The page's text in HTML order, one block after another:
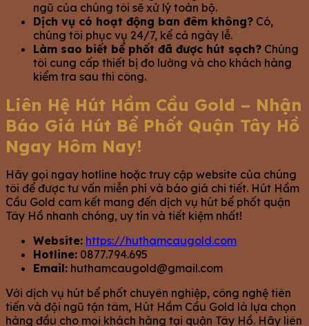
ngũ của chúng tôi sẽ xử lý toàn bộ.
Dịch vụ có hoạt động ban đêm không? Có,
chúng tôi phục vụ 24/7, kể cả ngày lễ.
Làm sao biết bể phốt đã được hút sạch? Chúng
tôi cung cấp thiết bị đo lường và cho khách hàng
kiểm tra sau thi công.
Liên Hệ Hút Hầm Cầu Gold – Nhận
Báo Giá Hút Bể Phốt Quận Tây Hồ
Ngay Hôm Nay!
Hãy gọi ngay hotline hoặc truy cập website của chúng
tôi để được tư vấn miễn phí và báo giá chi tiết. Hút Hầm
Cầu Gold cam kết mang đến dịch vụ hút bể phốt quận
Tây Hồ nhanh chóng, uy tín và tiết kiệm nhất!
Website: https://huthamcaugold.com
Hotline: 0877.794.695
Email: huthamcaugold@gmail.com
Với dịch vụ hút bể phốt chuyên nghiệp, công nghệ tiên
tiến và đội ngũ tận tâm, Hút Hầm Cầu Gold là lựa chọn
hàng đầu cho mọi khách hàng tại quận Tây Hồ. Hãy liên